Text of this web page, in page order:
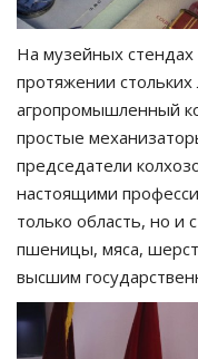
На музейных
протяжении стольких
агропромышленный
простые
председатели
настоящими
только область, но и
пшеницы, мяса,
высшим